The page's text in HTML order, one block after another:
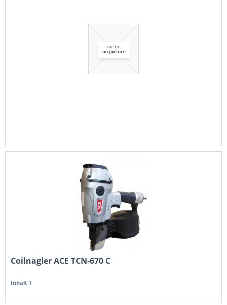
Coilnagler ACE TCN-670 C
Inhalt 1